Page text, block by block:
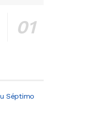
Séptimo